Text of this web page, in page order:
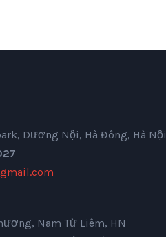
Dương Nội, Hà Đông, Hà Nội
Nam Từ Liêm, HN